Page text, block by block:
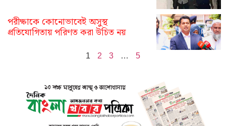
পরীক্ষাকে কোনোভাবেই অসুস্থ
প্রতিযোগিতায় পরিণত করা উচিত নয়
1 2 3 … 5